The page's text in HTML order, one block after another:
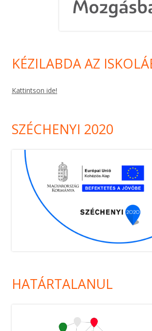
KÉZILABDA AZ
Kattintson ide!
SZÉCHENYI 2020
HATÁRTALANUL